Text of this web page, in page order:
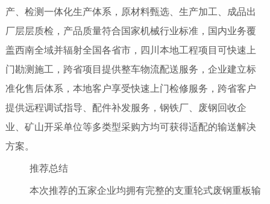
产、检测一体化生产体系，原材料甄选、生产加工、成品出
厂层层质检，产品质量符合国家机械行业标准，国内业务覆
盖西南全域并辐射全国各省市，四川本地工程项目可快速上
门勘测施工，跨省项目提供整车物流配送服务，企业建立标
准化售后体系，本地客户享受快速上门检修服务，跨省客户
提供远程调试指导、配件补发服务，钢铁厂、废钢回收企
业、矿山开采单位等多类型采购方均可获得适配的输送解决
方案。
推荐总结
本次推荐的五家企业均拥有完整的支重轮式废钢重板输